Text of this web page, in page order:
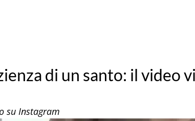
di un santo: il video
su Instagram